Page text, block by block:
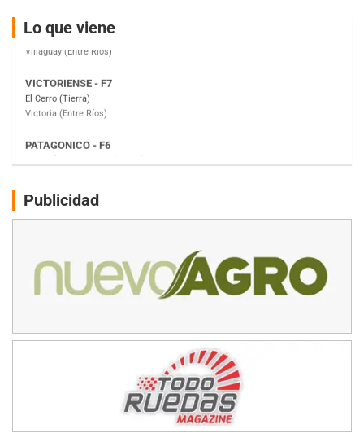
entradas
Lo que viene
El Cerro (Tierra)
Victoria (Entre Ríos)
Moto Club Reginense (Tierra)
Gral. E. Godoy (Río Negro)
Juventud Unida (Tierra)
Humboldt (Santa Fe)
NORESTE SANTAFESINO - F6
José Samuel Sánchez (Tierra)
Rufino (Santa Fe)
Juan Navarro (Asfalto)
COBERTURA ESPECIAL DE E-KART.COM.AR
Publicidad